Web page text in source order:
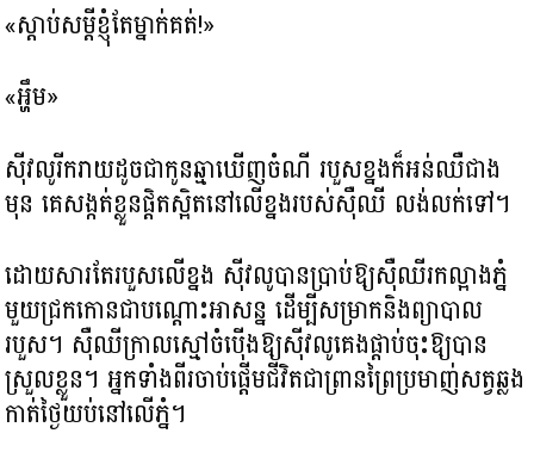
«ស្ដាប់សម្ដីខ្ញុំតែម្នាក់គត់!»
«អ្ហឹម»
ស៊ីវលូរីករាយដូចជាកូនឆ្មាឃើញចំណី របួសខ្នងក៏អន់ឈឺជាង
មុន គេសង្កត់ខ្លួនផ្តិតស្អិតនៅលើខ្នងរបស់ស៊ឺឈី លង់លក់ទៅ។
ដោយសារតែរបួសលើខ្នង ស៊ីវលូបានប្រាប់ឱ្យស៊ឺឈីរកល្អាងភ្នំ
មួយជ្រកកោនជាបណ្ដោះអាសន្ន ដើម្បីសម្រាកនិងព្យាបាល
របួស។ ស៊ឺឈីក្រាលស្មៅចំប៉ើងឱ្យស៊ីវលូគេងផ្ដាប់ចុះឱ្យបាន
ស្រួលខ្លួន។ អ្នកទាំងពីរចាប់ផ្តើមជីវិតជាព្រានព្រៃប្រមាញ់សត្វឆ្លង
កាត់ថ្ងៃយប់នៅលើភ្នំ។